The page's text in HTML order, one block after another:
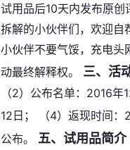
试用品后10天内发布原创
拆解的小伙伴们，欢迎自
小伙伴不要气馁，充电头
动最终解释权。 三、活
（2）公布名单：2016
12日； （4）返现时间：
公布。 五、试用品简介